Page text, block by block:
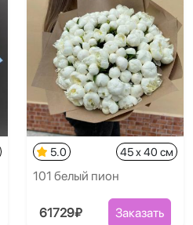
5.0 45 x 40 см
101 белый пион
61729₽ Заказать